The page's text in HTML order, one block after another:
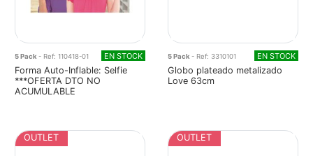
5 Pack- Ref: 110418-01 EN STOCK
Forma Auto-Inflable: Selfie
***OFERTA DTO NO
ACUMULABLE
5 Pack- Ref: 3310101 EN STOCK
Globo plateado metalizado
Love 63cm
OUTLET OUTLET